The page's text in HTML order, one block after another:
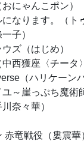
おにゃんこポン）
なります。（ト
子）
ウズ（はじめ）
中西獲座〈チー
（ハリケーン
ユ～崖っぷち魔
奈々華）
）
赤竜戦役（婁震華